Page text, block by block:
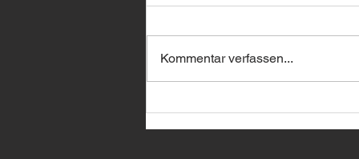
Kommentar verfassen...